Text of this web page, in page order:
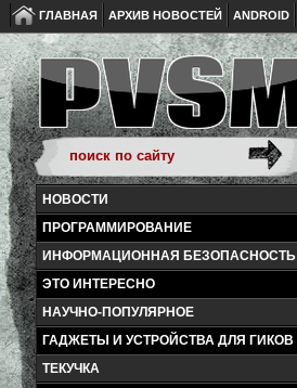
ГЛАВНАЯ АРХИВ НОВОСТЕЙ ANDROID
НОВОСТИ
ПРОГРАММИРОВАНИЕ
ИНФОРМАЦИОННАЯ БЕЗОПАСНОСТЬ
ЭТО ИНТЕРЕСНО
НАУЧНО-ПОПУЛЯРНОЕ
ГАДЖЕТЫ И УСТРОЙСТВА ДЛЯ ГИКОВ
ТЕКУЧКА